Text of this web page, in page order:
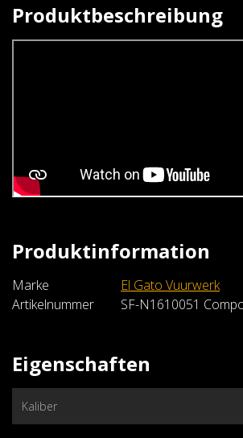
Produktbeschreibung
Produktinformation
Marke
El Gato Vuurwerk
Artikelnummer
SF-N1610051
Eigenschaften
Kaliber
El Gato
Fiesta
€239,99